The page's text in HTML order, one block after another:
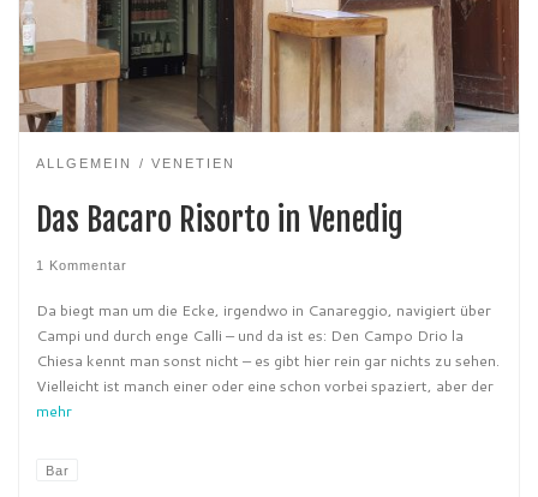
ALLGEMEIN VENETIEN
Das Bacaro Risorto in Venedig
1 Kommentar
Da biegt man um die Ecke, irgendwo in Canareggio, navigiert über
Campi und durch enge Calli – und da ist es: Den Campo Drio la
Chiesa kennt man sonst nicht – es gibt hier rein gar nichts zu sehen.
Vielleicht ist manch einer oder eine schon vorbei spaziert, aber der
mehr
Bar